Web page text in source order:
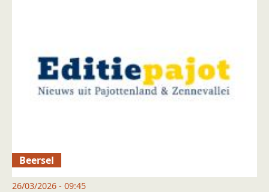
Beersel
26/03/2026 - 09:45